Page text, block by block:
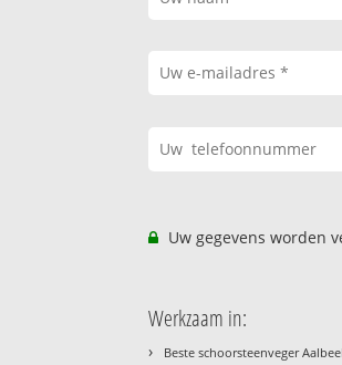
Uw gegevens worden
Werkzaam in:
› Beste schoorsteenveger